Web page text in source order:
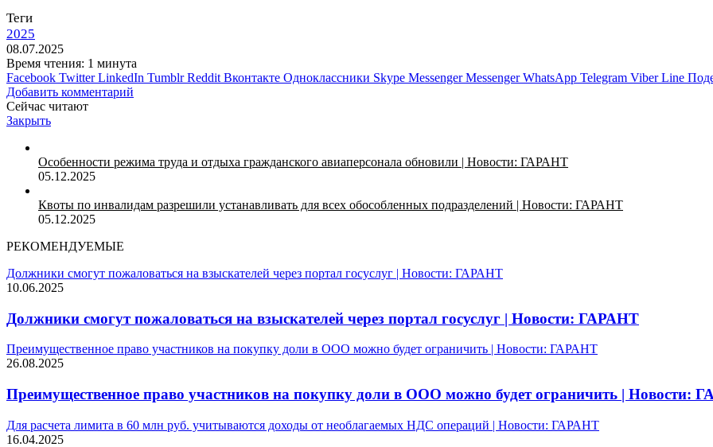
Теги
2025
08.07.2025
Время чтения: 1 минута
Facebook Twitter LinkedIn Tumblr Reddit Вконтакте Одноклассники Skype Messenger Messenger WhatsApp Telegram Viber Line
Добавить комментарий
Сейчас читают
Закрыть
Особенности режима труда и отдыха гражданского авиаперсонала обновили | Новости: ГАРАНТ
05.12.2025
Квоты по инвалидам разрешили устанавливать для всех обособленных подразделений | Новости: ГАРАНТ
05.12.2025
РЕКОМЕНДУЕМЫЕ
Должники смогут пожаловаться на взыскателей через портал госуслуг | Новости: ГАРАНТ
10.06.2025
Должники смогут пожаловаться на взыскателей через портал госуслуг | Новости: ГАРАНТ
Преимущественное право участников на покупку доли в ООО можно будет ограничить | Новости: ГАРАНТ
26.08.2025
Преимущественное право участников на покупку доли в ООО можно будет ограничить | Новости:
Для расчета лимита в 60 млн руб. учитываются доходы от необлагаемых НДС операций | Новости: ГАРАНТ
16.04.2025